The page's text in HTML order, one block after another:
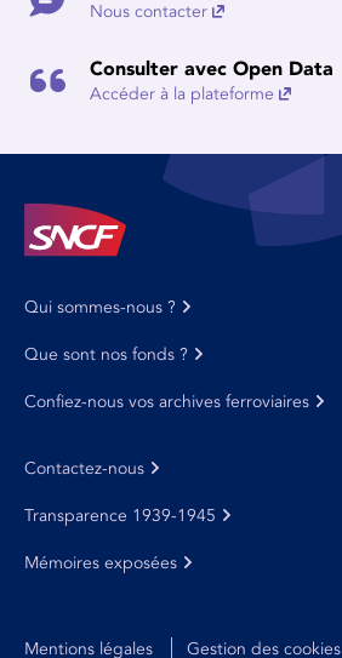
Nous contacter
Consulter avec Open Data
Accéder à la plateforme
Qui sommes-nous ?
Que sont nos fonds ?
Confiez-nous vos archives ferroviaires
Contactez-nous
Transparence 1939-1945
Mémoires exposées
Mentions légales Gestion des cookies